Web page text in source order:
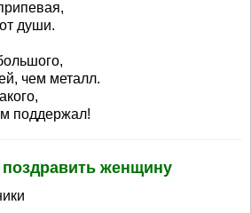
души.
чем металл.
поддержал!
поздравить женщину